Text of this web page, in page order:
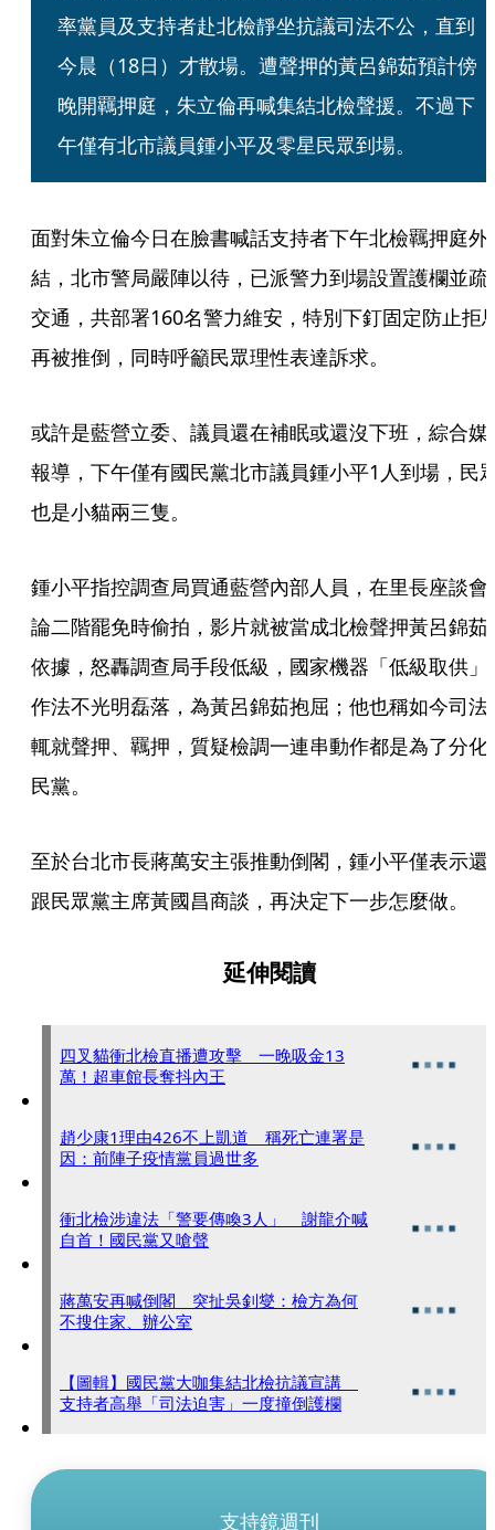
率黨員及支持者赴北檢靜坐抗議司法不公，直到
今晨（18日）才散場。遭聲押的黃呂錦茹預計傍
晚開羈押庭，朱立倫再喊集結北檢聲援。不過下
午僅有北市議員鍾小平及零星民眾到場。
面對朱立倫今日在臉書喊話支持者下午北檢羈押庭外
結，北市警局嚴陣以待，已派警力到場設置護欄並疏
交通，共部署160名警力維安，特別下釘固定防止拒
再被推倒，同時呼籲民眾理性表達訴求。
或許是藍營立委、議員還在補眠或還沒下班，綜合媒
報導，下午僅有國民黨北市議員鍾小平1人到場，民
也是小貓兩三隻。
鍾小平指控調查局買通藍營內部人員，在里長座談會
論二階罷免時偷拍，影片就被當成北檢聲押黃呂錦茹
依據，怒轟調查局手段低級，國家機器「低級取供」
作法不光明磊落，為黃呂錦茹抱屈；他也稱如今司法
輒就聲押、羈押，質疑檢調一連串動作都是為了分化
民黨。
至於台北市長蔣萬安主張推動倒閣，鍾小平僅表示還
跟民眾黨主席黃國昌商談，再決定下一步怎麼做。
延伸閱讀
四叉貓衝北檢直播遭攻擊 一晚吸金13
萬！超車館長奪抖內王
趙少康1理由426不上凱道 稱死亡連署是
因：前陣子疫情黨員過世多
衝北檢涉違法「警要傳喚3人」 謝龍介喊
自首！國民黨又嗆聲
蔣萬安再喊倒閣 突扯吳釗燮：檢方為何
不搜住家、辦公室
【圖輯】國民黨大咖集結北檢抗議宣講
支持者高舉「司法迫害」一度撞倒護欄
支持鏡週刊